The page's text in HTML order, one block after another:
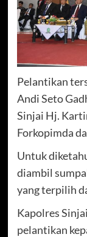
Pelantikan
Andi Seto
Sinjai Hj.
Forkopimda
Untuk
diambil
yang terpilih
Kapolres
pelantikan